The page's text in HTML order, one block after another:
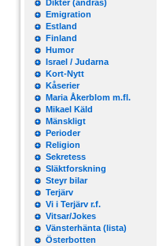
Dikter (andras)
Emigration
Estland
Finland
Humor
Israel / Judarna
Kort-Nytt
Kåserier
Maria Åkerblom m.fl.
Mikael Käld
Mänskligt
Perioder
Religion
Sekretess
Släktforskning
Steyr bilar
Terjärv
Vi i Terjärv r.f.
Vitsar/Jokes
Vänsterhänta (lista)
Österbotten